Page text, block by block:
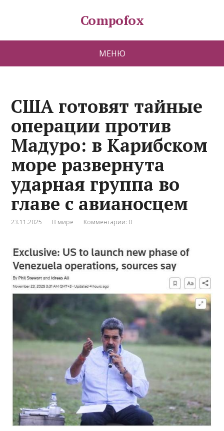
Compofox
МЕНЮ
США готовят тайные
операции против
Мадуро: в Карибском
море развернута
ударная группа во
главе с авианосцем
23.11.2025 В мире Комментарии: 0